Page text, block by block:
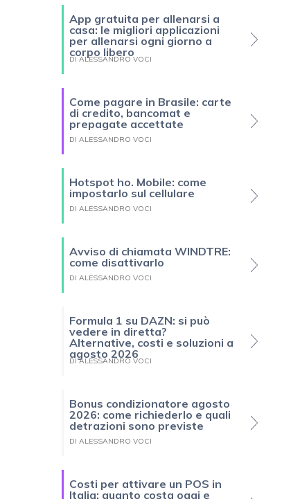
App gratuita per allenarsi a
casa: le migliori applicazioni
per allenarsi ogni giorno a
corpo libero
DI ALESSANDRO VOCI
Come pagare in Brasile: carte
di credito, bancomat e
prepagate accettate
DI ALESSANDRO VOCI
Hotspot ho. Mobile: come
impostarlo sul cellulare
DI ALESSANDRO VOCI
Avviso di chiamata WINDTRE:
come disattivarlo
DI ALESSANDRO VOCI
Formula 1 su DAZN: si può
vedere in diretta?
Alternative, costi e soluzioni a
agosto 2026
DI ALESSANDRO VOCI
Bonus condizionatore agosto
2026: come richiederlo e quali
detrazioni sono previste
DI ALESSANDRO VOCI
Costi per attivare un POS in
Italia: quanto costa oggi e